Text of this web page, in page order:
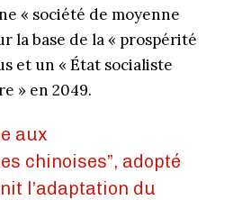
« société de moyenne
la base de la « prospérité
et un « État socialiste
» en 2049.
aux
chinoises”, adopté
l’adaptation du